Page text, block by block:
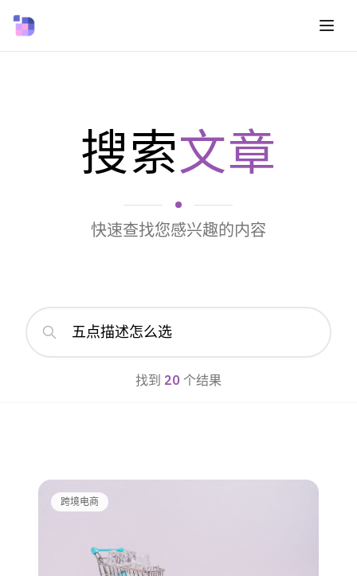
搜索文章
快速查找您感兴趣的内容
找到 20 个结果
跨境电商